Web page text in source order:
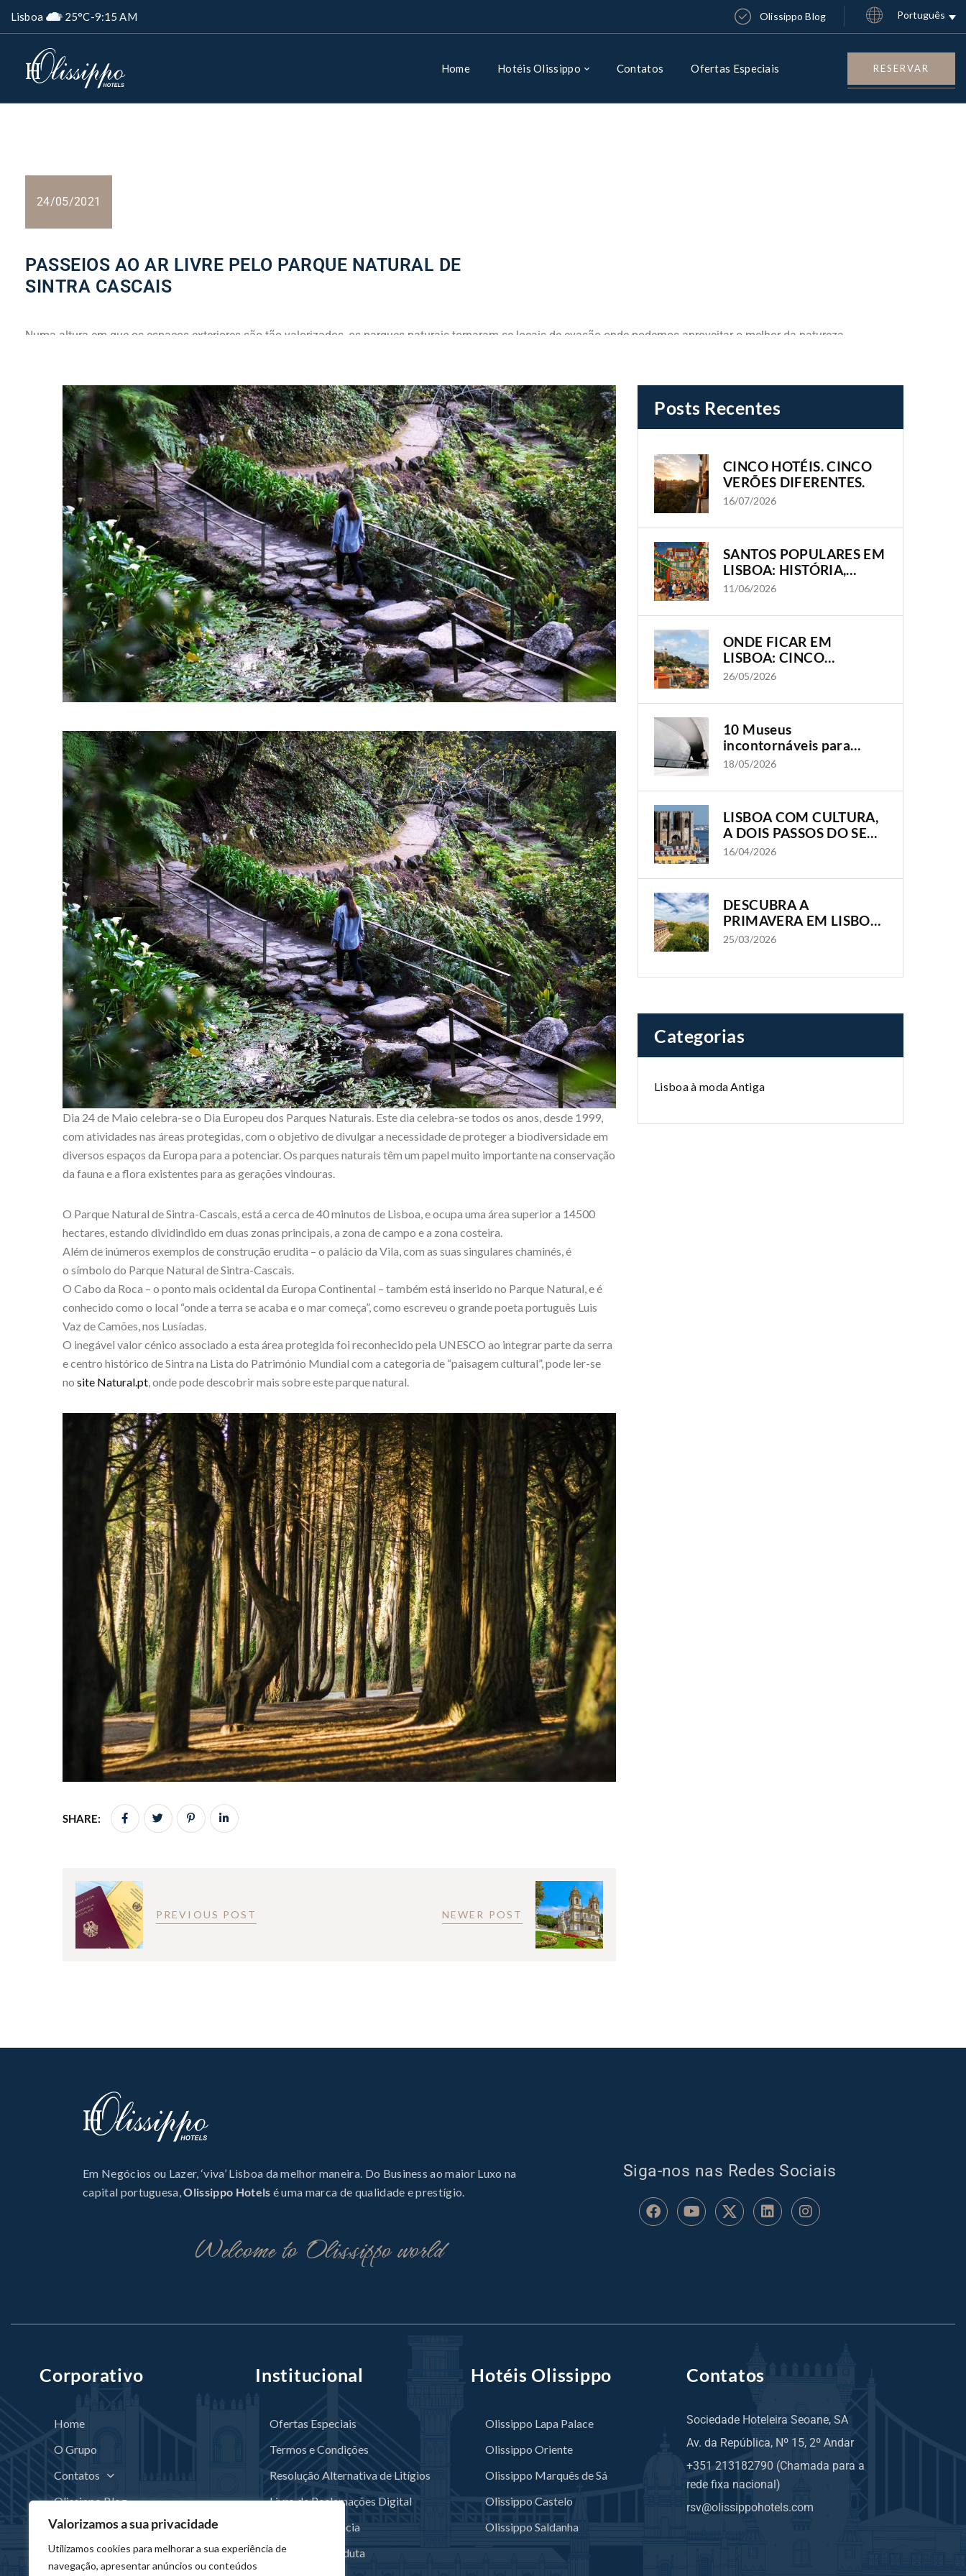
Valorizamos a sua privacidade
Utilizamos cookies para melhorar a sua experiência de
navegação, apresentar anúncios ou conteúdos
Lisboa 25°C-9:15 AM Olissippo Blog Português
Home Hotéis Olissippo Contatos Ofertas Especiais RESERVAR
24/05/2021
PASSEIOS AO AR LIVRE PELO PARQUE NATURAL DE
SINTRA CASCAIS
Numa altura em que os espaços exteriores são tão valorizados, os parques naturais tornaram-se locais de evasão onde podemos aproveitar o melhor da natureza.
Dia 24 de Maio celebra-se o Dia Europeu dos Parques Naturais. Este dia celebra-se todos os anos, desde 1999,
com atividades nas áreas protegidas, com o objetivo de divulgar a necessidade de proteger a biodiversidade em
diversos espaços da Europa para a potenciar. Os parques naturais têm um papel muito importante na conservação
da fauna e a flora existentes para as gerações vindouras.
O Parque Natural de Sintra-Cascais, está a cerca de 40 minutos de Lisboa, e ocupa uma área superior a 14500
hectares, estando dividindido em duas zonas principais, a zona de campo e a zona costeira.
Além de inúmeros exemplos de construção erudita – o palácio da Vila, com as suas singulares chaminés, é
o símbolo do Parque Natural de Sintra-Cascais.
O Cabo da Roca – o ponto mais ocidental da Europa Continental – também está inserido no Parque Natural, e é
conhecido como o local “onde a terra se acaba e o mar começa”, como escreveu o grande poeta português Luis
Vaz de Camões, nos Lusíadas.
O inegável valor cénico associado a esta área protegida foi reconhecido pela UNESCO ao integrar parte da serra
e centro histórico de Sintra na Lista do Património Mundial com a categoria de “paisagem cultural”, pode ler-se
no site Natural.pt , onde pode descobrir mais sobre este parque natural.
SHARE:
PREVIOUS POST NEWER POST
Posts Recentes
CINCO HOTÉIS. CINCO
VERÕES DIFERENTES.
16/07/2026
SANTOS POPULARES EM
LISBOA: HISTÓRIA,
TRADIÇÃO E OS
CIDADE GANHA VIDA
11/06/2026
ONDE FICAR EM
LISBOA: CINCO
BAIRROS, CINCO
CIDADE
26/05/2026
10 Museus
incontornáveis para
visitar em Lisboa
18/05/2026
LISBOA COM CULTURA,
A DOIS PASSOS DO SEU
HOTEL OLISSIPPO
16/04/2026
DESCUBRA A
PRIMAVERA EM LISBOA
COM OS HOTÉIS
25/03/2026
Categorias
Lisboa à moda Antiga
Em Negócios ou Lazer, ‘viva’ Lisboa da melhor maneira. Do Business ao maior Luxo na
capital portuguesa,Olissippo Hotels é uma marca de qualidade e prestígio.
Welcome to Olissippo world
Siga-nos nas Redes Sociais
Corporativo
Home
O Grupo
Contatos
Olissippo Blog
Recrutamento
Institucional
Ofertas Especiais
Termos e Condições
Resolução Alternativa de Litígios
Livro de Reclamações Digital
Canal de Denúncia
Código de Conduta
Hotéis Olissippo
Olissippo Lapa Palace
Olissippo Oriente
Olissippo Marquês de Sá
Olissippo Castelo
Olissippo Saldanha
Contatos
Sociedade Hoteleira Seoane, SA
Av. da República, Nº 15, 2º Andar
+351 213182790 (Chamada para a
rede fixa nacional)
rsv@olissippohotels.com